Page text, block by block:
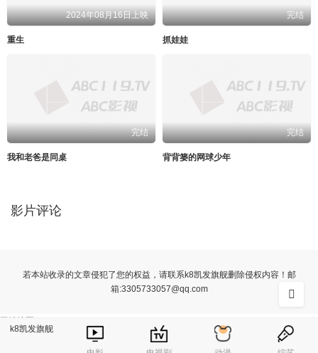
2024年08月16日上映
重生
完结
抓娃娃
完结
我和老爸是同桌
完结
背背篓的网球少年
影片评论
若本站收录的文章侵犯了您的权益，请联系k8凯发旗舰删除侵权内容！邮
箱:3305733057@qq.com
k8凯发旗舰